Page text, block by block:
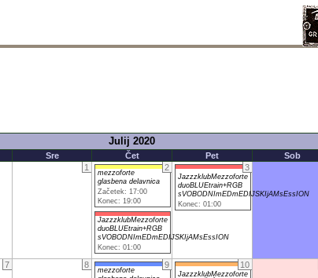
Julij 2020
Sre Čet Pet Sob
1
2
mezzoforte
glasbena delavnica
Začetek: 17:00
Konec: 19:00
JazzzklubMezzoforte
duoBLUEtrain+RGB
sVOBODNImEDmEDIJSKIjAMsEssION
Konec: 01:00
3
JazzzklubMezzoforte
duoBLUEtrain+RGB
sVOBODNImEDmEDIJSKIjAMsEssION
Konec: 01:00
7 8 9
mezzoforte
10
JazzzklubMezzoforte